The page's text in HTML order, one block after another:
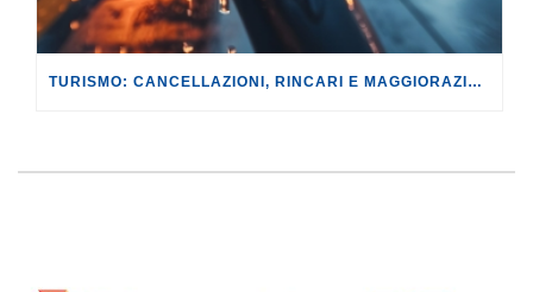
TURISMO: CANCELLAZIONI, RINCARI E MAGGIORAZIONI DI VOLI E PRENOTAZIONI.